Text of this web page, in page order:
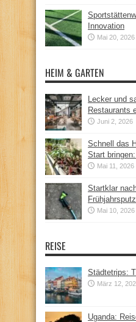
Innovation
Mai 20, 2026
HEIM & GARTEN
Lecker und
Restaurants
Juni 2, 2026
Schnell das
Start
Mai 11, 2026
Startklar
Mai 10, 2026
REISE
Städtetrips:
März 12,
Uganda: